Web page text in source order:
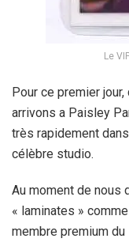
Le
Pour ce premier
arrivons a Paisley
très rapidement
célèbre studio.
Au moment de nous
« laminates »
membre premium du